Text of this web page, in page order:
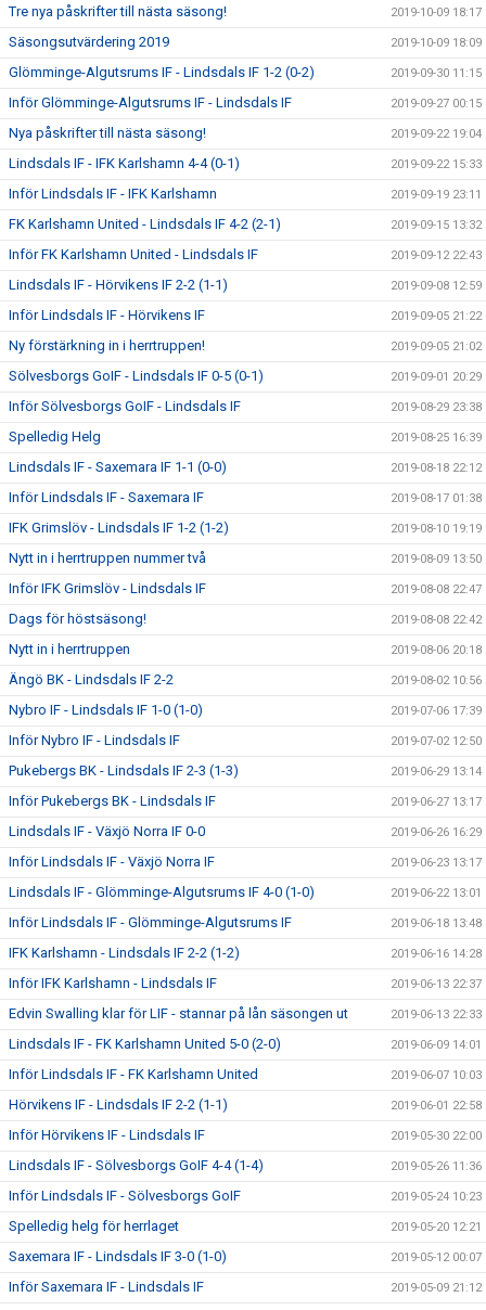
Tre nya påskrifter till nästa säsong! 2019-10-09 18:17
Säsongsutvärdering 2019 2019-10-09 18:09
Glömminge-Algutsrums IF - Lindsdals IF 1-2 (0-2) 2019-09-30 11:15
Inför Glömminge-Algutsrums IF - Lindsdals IF 2019-09-27 00:15
Nya påskrifter till nästa säsong! 2019-09-22 19:04
Lindsdals IF - IFK Karlshamn 4-4 (0-1) 2019-09-22 15:33
Inför Lindsdals IF - IFK Karlshamn 2019-09-19 23:11
FK Karlshamn United - Lindsdals IF 4-2 (2-1) 2019-09-15 13:32
Inför FK Karlshamn United - Lindsdals IF 2019-09-12 22:43
Lindsdals IF - Hörvikens IF 2-2 (1-1) 2019-09-08 12:59
Inför Lindsdals IF - Hörvikens IF 2019-09-05 21:22
Ny förstärkning in i herrtruppen! 2019-09-05 21:02
Sölvesborgs GoIF - Lindsdals IF 0-5 (0-1) 2019-09-01 20:29
Inför Sölvesborgs GoIF - Lindsdals IF 2019-08-29 23:38
Spelledig Helg 2019-08-25 16:39
Lindsdals IF - Saxemara IF 1-1 (0-0) 2019-08-18 22:12
Inför Lindsdals IF - Saxemara IF 2019-08-17 01:38
IFK Grimslöv - Lindsdals IF 1-2 (1-2) 2019-08-10 19:19
Nytt in i herrtruppen nummer två 2019-08-09 13:50
Inför IFK Grimslöv - Lindsdals IF 2019-08-08 22:47
Dags för höstsäsong! 2019-08-08 22:42
Nytt in i herrtruppen 2019-08-06 20:18
Ängö BK - Lindsdals IF 2-2 2019-08-02 10:56
Nybro IF - Lindsdals IF 1-0 (1-0) 2019-07-06 17:39
Inför Nybro IF - Lindsdals IF 2019-07-02 12:50
Pukebergs BK - Lindsdals IF 2-3 (1-3) 2019-06-29 13:14
Inför Pukebergs BK - Lindsdals IF 2019-06-27 13:17
Lindsdals IF - Växjö Norra IF 0-0 2019-06-26 16:29
Inför Lindsdals IF - Växjö Norra IF 2019-06-23 13:17
Lindsdals IF - Glömminge-Algutsrums IF 4-0 (1-0) 2019-06-22 13:01
Inför Lindsdals IF - Glömminge-Algutsrums IF 2019-06-18 13:48
IFK Karlshamn - Lindsdals IF 2-2 (1-2) 2019-06-16 14:28
Inför IFK Karlshamn - Lindsdals IF 2019-06-13 22:37
Edvin Swalling klar för LIF - stannar på lån säsongen ut 2019-06-13 22:33
Lindsdals IF - FK Karlshamn United 5-0 (2-0) 2019-06-09 14:01
Inför Lindsdals IF - FK Karlshamn United 2019-06-07 10:03
Hörvikens IF - Lindsdals IF 2-2 (1-1) 2019-06-01 22:58
Inför Hörvikens IF - Lindsdals IF 2019-05-30 22:00
Lindsdals IF - Sölvesborgs GoIF 4-4 (1-4) 2019-05-26 11:36
Inför Lindsdals IF - Sölvesborgs GoIF 2019-05-24 10:23
Spelledig helg för herrlaget 2019-05-20 12:21
Saxemara IF - Lindsdals IF 3-0 (1-0) 2019-05-12 00:07
Inför Saxemara IF - Lindsdals IF 2019-05-09 21:12